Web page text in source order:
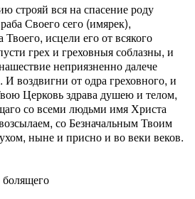
строяй вся на спасение роду
Своего сего (имярек),
исцели его от всякого
грех и греховныя соблазны, и
неприязненно далече
И воздвигни от одра греховного, и
Церковь здрава душею и телом,
со всеми людьми имя Христа
со Безначальным Твоим
ныне и присно и во веки веков.